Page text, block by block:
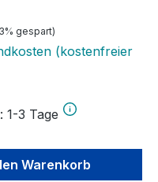
gespart)
(kostenfreier
3 Tage
Warenkorb